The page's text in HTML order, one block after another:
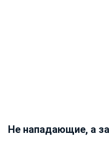
Не нападающие, а